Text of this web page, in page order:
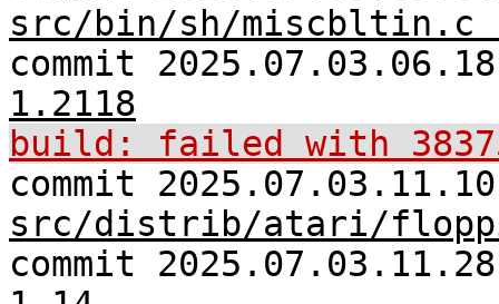
src/bin/sh/miscbltin.c
commit
1.2118
build: failed with
commit
src/distrib/atari/
commit